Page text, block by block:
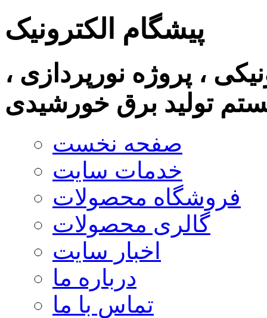
پیشگام الکترونیک
، پروژه نورپردازی ،
تولید برق خورشیدی
صفحه نخست
خدمات سایت
فروشگاه محصولات
گالری محصولات
اخبار سایت
درباره ما
تماس با ما